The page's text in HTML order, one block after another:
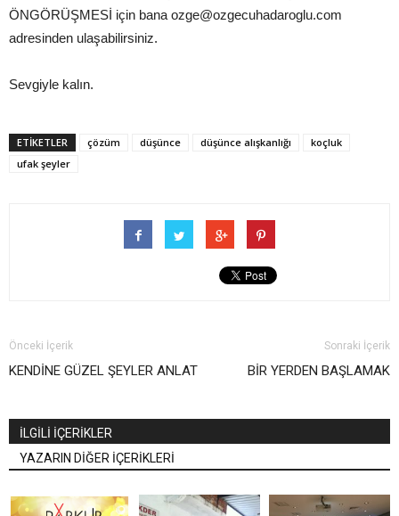
ÖNGÖRÜŞMESİ için bana ozge@ozgecuhadaroglu.com
adresinden ulaşabilirsiniz.
Sevgiyle kalın.
ETİKETLER çözüm düşünce düşünce alışkanlığı
koçluk
ufak şeyler
Önceki İçerik
KENDİNE GÜZEL ŞEYLER ANLAT
Sonraki İçerik
BİR YERDEN BAŞLAMAK
İLGİLİ İÇERİKLER
YAZARIN DİĞER İÇERİKLERİ